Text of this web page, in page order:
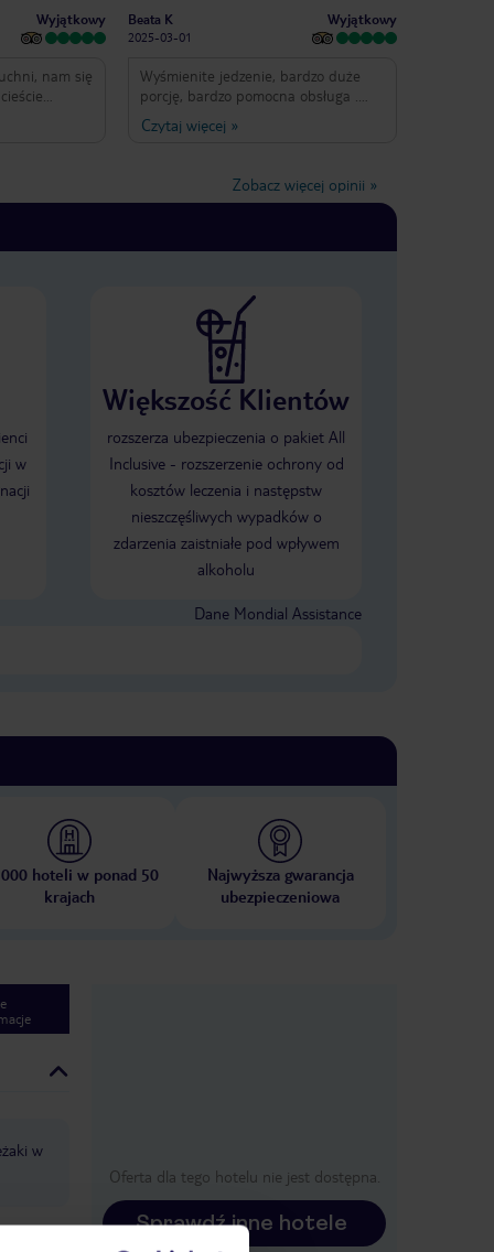
Wyjątkowy
nam się
poezja
Beata K
2025-03-01
Wyjątkowy
Wyśmienite jedzenie, bardzo duże
porcję, bardzo pomocna obsługa .
Kalmary i krewtki idealne.Pyszne !
Deser karmelowy pięknie podany. Van
bardzo fajna to KAMERALNE
MIEJSCE idealne na spotkanie ze
Czytaj więcej »
Zobacz więcej opinii »
w
Większość Klientów
rozszerza ubezpieczenia o pakiet All
Inclusive - rozszerzenie ochrony od
kosztów leczenia i następstw
nieszczęśliwych wypadków o
zdarzenia zaistniałe pod wpływem
alkoholu
Dane Mondial Assistance
hoteli w ponad 50
krajach
Najwyższa gwarancja
ubezpieczeniowa
w
Oferta dla tego hotelu nie jest dostępna.
Sprawdź inne hotele